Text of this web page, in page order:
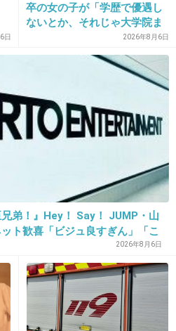
るの？じゃあ、TV出るの
+882
+640 -4
うぞやめてください。
シングしてるんですか
日
卒の女の子が「学歴で優遇し
ないとか、それじゃ大学院ま
で学費払って自分の価値を上
げた人が馬鹿じゃないです
か」と捨て台詞を残し会社を
2026年8月6日
兄弟！』Hey！ Say！ JUMP・山
ト歓喜「ビジュ良すぎん」「こ
2026年8月6日